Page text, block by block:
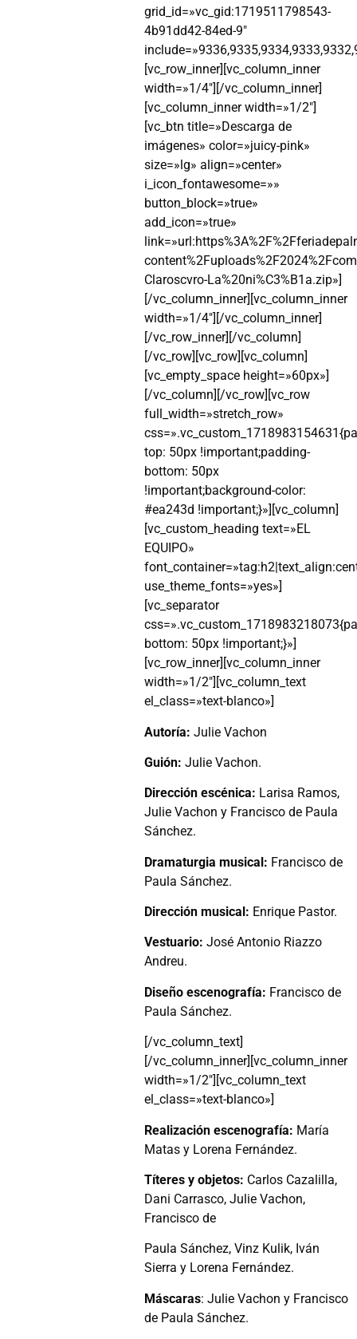
grid_id=»vc_gid:1719511798543-
4b91dd42-84ed-9″
[vc_row_inner][vc_column_inner
width=»1/4″][/vc_column_inner]
[vc_column_inner width=»1/2″]
[vc_btn title=»Descarga de
imágenes» color=»juicy-pink»
size=»lg» align=»center»
i_icon_fontawesome=»»
button_block=»true»
add_icon=»true»
Claroscvro-La%20ni%C3%B1a.zip»]
[/vc_column_inner][vc_column_inner
width=»1/4″][/vc_column_inner]
[/vc_row_inner][/vc_column]
[/vc_row][vc_row][vc_column]
[vc_empty_space height=»60px»]
[/vc_column][/vc_row][vc_row
full_width=»stretch_row»
top: 50px !important;padding-
bottom: 50px
!important;background-color:
#ea243d !important;}»][vc_column]
[vc_custom_heading text=»EL
EQUIPO»
use_theme_fonts=»yes»]
[vc_separator
bottom: 50px !important;}»]
[vc_row_inner][vc_column_inner
width=»1/2″][vc_column_text
el_class=»text-blanco»]
Autoría: Julie Vachon
Guión: Julie Vachon.
Dirección escénica: Larisa Ramos,
Julie Vachon y Francisco de Paula
Sánchez.
Dramaturgia musical: Francisco de
Paula Sánchez.
Dirección musical: Enrique Pastor.
Vestuario: José Antonio Riazzo
Andreu.
Diseño escenografía: Francisco de
Paula Sánchez.
[/vc_column_text]
[/vc_column_inner][vc_column_inner
width=»1/2″][vc_column_text
el_class=»text-blanco»]
Realización escenografía: María
Matas y Lorena Fernández.
Títeres y objetos: Carlos Cazalilla,
Dani Carrasco, Julie Vachon,
Francisco de
Paula Sánchez, Vinz Kulik, Iván
Sierra y Lorena Fernández.
Máscaras: Julie Vachon y Francisco
de Paula Sánchez.